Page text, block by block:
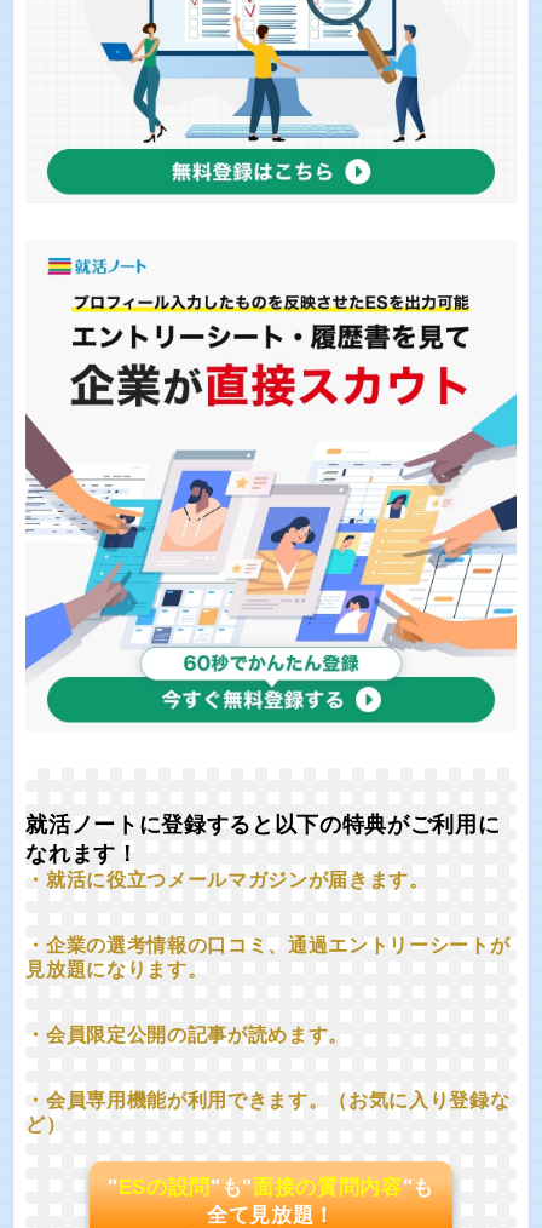
就活ノートに登録すると以下の特典がご利用に
なれます！
・就活に役立つメールマガジンが届きます。
・企業の選考情報の口コミ、通過エントリーシートが
見放題になります。
・会員限定公開の記事が読めます。
・会員専用機能が利用できます。（お気に入り登録な
ど）
"ESの設問"も"面接の質問内容"も
全て見放題！